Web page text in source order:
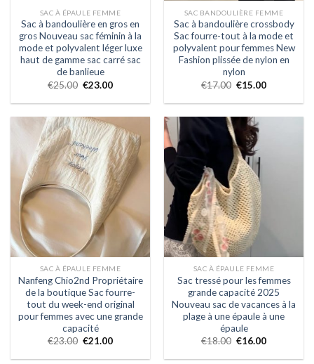
SAC À ÉPAULE FEMME
Sac à bandoulière en gros en
gros Nouveau sac féminin à la
mode et polyvalent léger luxe
haut de gamme sac carré sac
de banlieue
€25.00 €23.00
SAC BANDOULIÈRE FEMME
Sac à bandoulière crossbody
Sac fourre-tout à la mode et
polyvalent pour femmes New
Fashion plissée de nylon en
nylon
€17.00 €15.00
SAC À ÉPAULE FEMME
Nanfeng Chio2nd Propriétaire
de la boutique Sac fourre-
tout du week-end original
pour femmes avec une grande
capacité
€23.00 €21.00
SAC À ÉPAULE FEMME
Sac tressé pour les femmes
grande capacité 2025
Nouveau sac de vacances à la
plage à une épaule à une
épaule
€18.00 €16.00